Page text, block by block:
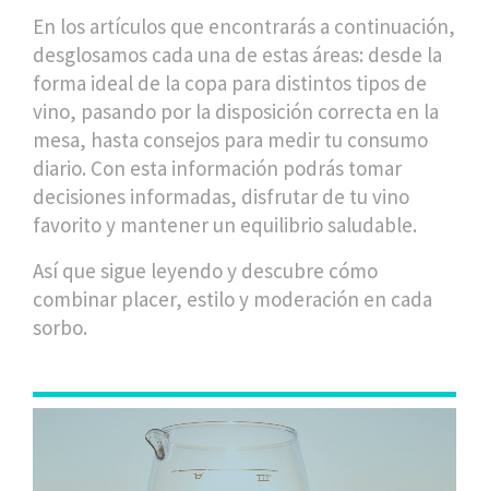
En los artículos que encontrarás a continuación,
desglosamos cada una de estas áreas: desde la
forma ideal de la copa para distintos tipos de
vino, pasando por la disposición correcta en la
mesa, hasta consejos para medir tu consumo
diario. Con esta información podrás tomar
decisiones informadas, disfrutar de tu vino
favorito y mantener un equilibrio saludable.
Así que sigue leyendo y descubre cómo
combinar placer, estilo y moderación en cada
sorbo.